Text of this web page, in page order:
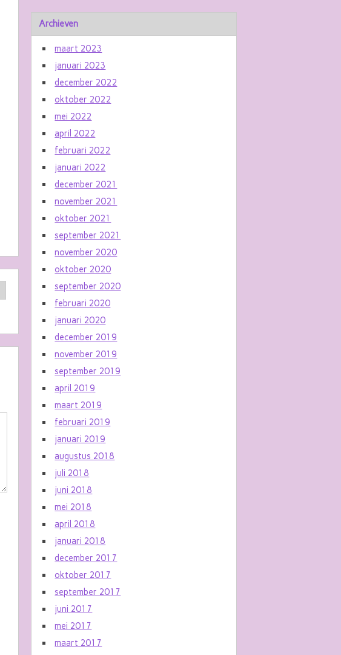
Archieven
maart 2023
januari 2023
december 2022
oktober 2022
mei 2022
april 2022
februari 2022
januari 2022
december 2021
november 2021
oktober 2021
september 2021
november 2020
oktober 2020
september 2020
februari 2020
januari 2020
december 2019
november 2019
september 2019
april 2019
maart 2019
februari 2019
januari 2019
augustus 2018
juli 2018
juni 2018
mei 2018
april 2018
januari 2018
december 2017
oktober 2017
september 2017
juni 2017
mei 2017
maart 2017